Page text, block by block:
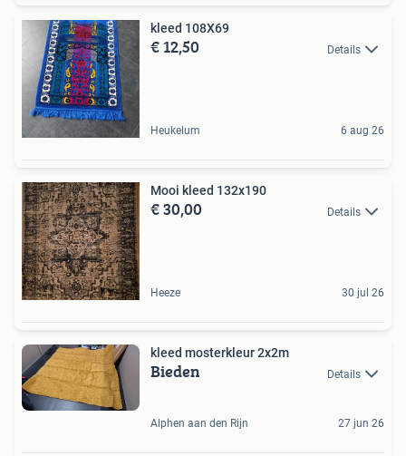
kleed 108X69
€ 12,50 Details
Heukelum 6 aug 26
Mooi kleed 132x190
€ 30,00 Details
Heeze 30 jul 26
kleed mosterkleur 2x2m
Bieden Details
Alphen aan den Rijn 27 jun 26